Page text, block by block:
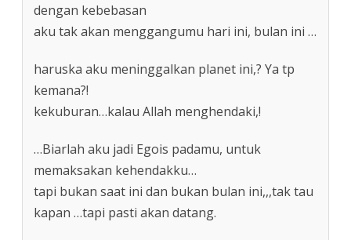
dengan kebebasan
aku tak akan menggangumu hari ini, bulan ini …
haruska aku meninggalkan planet ini,? Ya tp
kemana?!
kekuburan…kalau Allah menghendaki,!
…Biarlah aku jadi Egois padamu, untuk
memaksakan kehendakku…
tapi bukan saat ini dan bukan bulan ini,,,tak tau
kapan …tapi pasti akan datang.